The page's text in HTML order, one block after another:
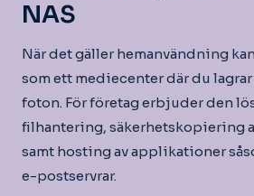
NAS
När det gäller hemanvändning
som ett mediecenter där du
foton. För företag erbjuder den
filhantering, säkerhetskopiering
samt hosting av applikationer
e-postservrar.